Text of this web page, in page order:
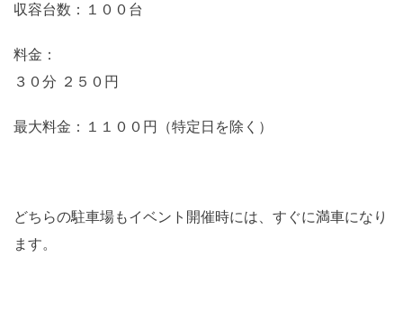
収容台数：１００台
料金：
３０分 ２５０円
最大料金：１１００円（特定日を除く）
どちらの駐車場もイベント開催時には、すぐに満車になり
ます。